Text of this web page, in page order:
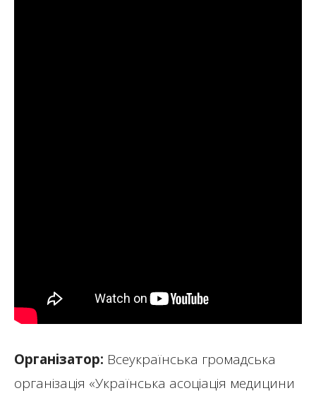
Організатор: Всеукраїнська громадська
організація «Українська асоціація медицини